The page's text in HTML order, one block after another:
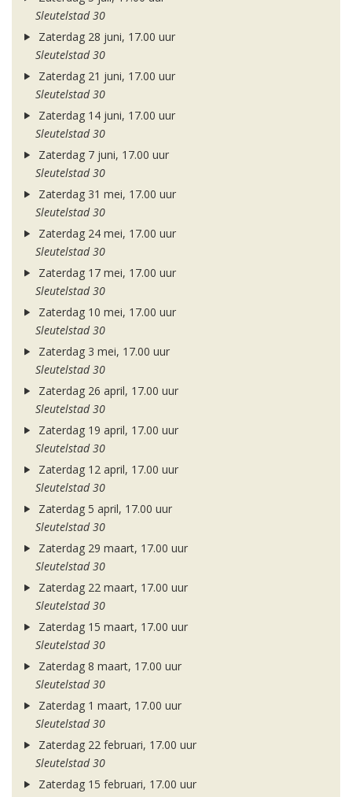
Sleutelstad 30
Zaterdag 28 juni, 17.00 uur
Sleutelstad 30
Zaterdag 21 juni, 17.00 uur
Sleutelstad 30
Zaterdag 14 juni, 17.00 uur
Sleutelstad 30
Zaterdag 7 juni, 17.00 uur
Sleutelstad 30
Zaterdag 31 mei, 17.00 uur
Sleutelstad 30
Zaterdag 24 mei, 17.00 uur
Sleutelstad 30
Zaterdag 17 mei, 17.00 uur
Sleutelstad 30
Zaterdag 10 mei, 17.00 uur
Sleutelstad 30
Zaterdag 3 mei, 17.00 uur
Sleutelstad 30
Zaterdag 26 april, 17.00 uur
Sleutelstad 30
Zaterdag 19 april, 17.00 uur
Sleutelstad 30
Zaterdag 12 april, 17.00 uur
Sleutelstad 30
Zaterdag 5 april, 17.00 uur
Sleutelstad 30
Zaterdag 29 maart, 17.00 uur
Sleutelstad 30
Zaterdag 22 maart, 17.00 uur
Sleutelstad 30
Zaterdag 15 maart, 17.00 uur
Sleutelstad 30
Zaterdag 8 maart, 17.00 uur
Sleutelstad 30
Zaterdag 1 maart, 17.00 uur
Sleutelstad 30
Zaterdag 22 februari, 17.00 uur
Sleutelstad 30
Zaterdag 15 februari, 17.00 uur